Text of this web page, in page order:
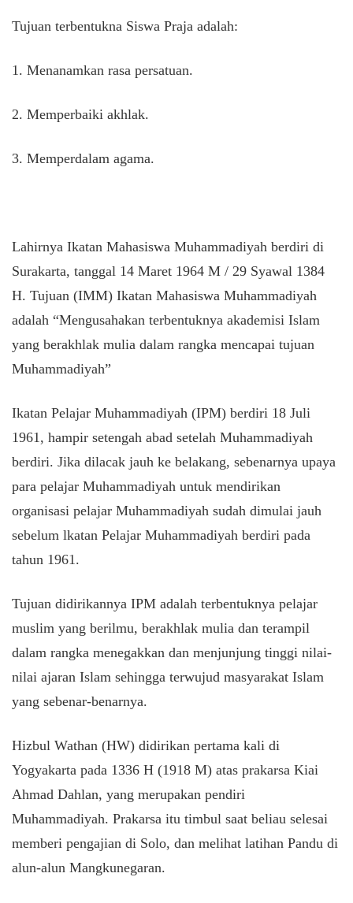
Tujuan terbentukna Siswa Praja adalah:
1. Menanamkan rasa persatuan.
2. Memperbaiki akhlak.
3. Memperdalam agama.
Lahirnya Ikatan Mahasiswa Muhammadiyah berdiri di
Surakarta, tanggal 14 Maret 1964 M / 29 Syawal 1384
H. Tujuan (IMM) Ikatan Mahasiswa Muhammadiyah
adalah “Mengusahakan terbentuknya akademisi Islam
yang berakhlak mulia dalam rangka mencapai tujuan
Muhammadiyah”
Ikatan Pelajar Muhammadiyah (IPM) berdiri 18 Juli
1961, hampir setengah abad setelah Muhammadiyah
berdiri. Jika dilacak jauh ke belakang, sebenarnya upaya
para pelajar Muhammadiyah untuk mendirikan
organisasi pelajar Muhammadiyah sudah dimulai jauh
sebelum lkatan Pelajar Muhammadiyah berdiri pada
tahun 1961.
Tujuan didirikannya IPM adalah terbentuknya pelajar
muslim yang berilmu, berakhlak mulia dan terampil
dalam rangka menegakkan dan menjunjung tinggi nilai-
nilai ajaran Islam sehingga terwujud masyarakat Islam
yang sebenar-benarnya.
Hizbul Wathan (HW) didirikan pertama kali di
Yogyakarta pada 1336 H (1918 M) atas prakarsa Kiai
Ahmad Dahlan, yang merupakan pendiri
Muhammadiyah. Prakarsa itu timbul saat beliau selesai
memberi pengajian di Solo, dan melihat latihan Pandu di
alun-alun Mangkunegaran.